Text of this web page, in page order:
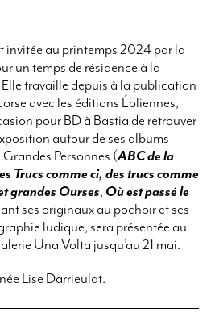
invitée au printemps 2024 par la
un temps de résidence à la
travaille depuis à la publication
avec les éditions Éoliennes,
pour BD à Bastia de retrouver
autour de ses albums
Personnes (ABC de la
Trucs comme ci, des trucs comme
grandes Ourses, Où est passé le
ses originaux au pochoir et ses
ludique, sera présentée au
Una Volta jusqu’au 21 mai.
Lise Darrieulat.